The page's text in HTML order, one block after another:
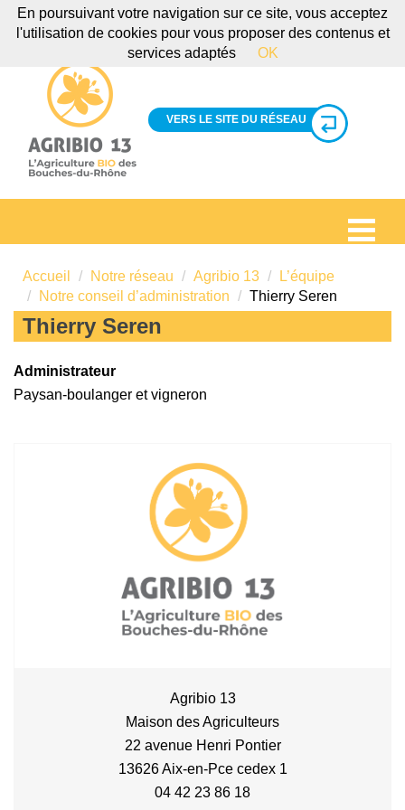
VERS LE SITE DU RÉSEAU
Accueil Notre réseau Agribio 13
L’équipe
Notre conseil d’administration
Thierry Seren
Thierry Seren
Administrateur
Paysan-boulanger et vigneron
Agribio 13
Maison des Agriculteurs
22 avenue Henri Pontier
13626 Aix-en-Pce cedex 1
04 42 23 86 18
En poursuivant votre navigation sur ce site, vous acceptez
l'utilisation de cookies pour vous proposer des contenus et
services adaptés
OK